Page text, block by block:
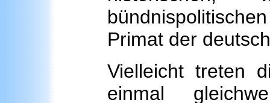
Primat der
Vielleicht treten
einmal